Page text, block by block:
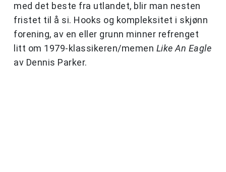
med det beste fra utlandet, blir man nesten
fristet til å si. Hooks og kompleksitet i skjønn
forening, av en eller grunn minner refrenget
litt om 1979-klassikeren/memen Like An Eagle
av Dennis Parker.